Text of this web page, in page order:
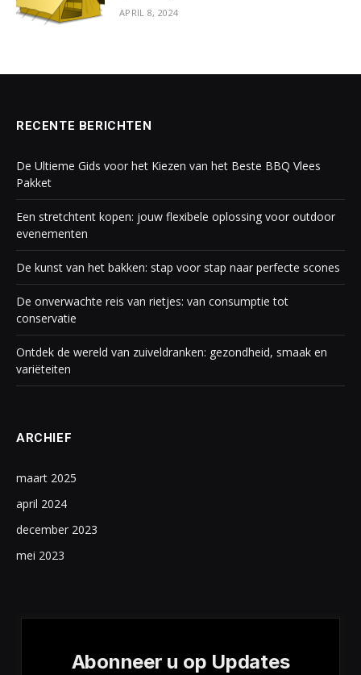
APRIL 8, 2024
RECENTE BERICHTEN
De Ultieme Gids voor het Kiezen van het Beste BBQ Vlees
Pakket
Een stretchtent kopen: jouw flexibele oplossing voor outdoor
evenementen
De kunst van het bakken: stap voor stap naar perfecte scones
De onverwachte reis van rietjes: van consumptie tot
conservatie
Ontdek de wereld van zuiveldranken: gezondheid, smaak en
variëteiten
ARCHIEF
maart 2025
april 2024
december 2023
mei 2023
Abonneer u op Updates